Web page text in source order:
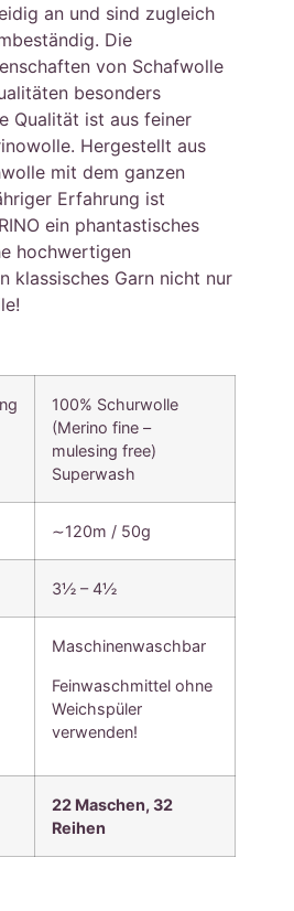
an und sind zugleich
Die
von Schafwolle
besonders
Qualität ist aus feiner
Hergestellt aus
mit dem ganzen
Erfahrung ist
ein phantastisches
hochwertigen
klassisches Garn nicht nur
100% Schurwolle
(Merino fine –
mulesing free)
Superwash
∼120m / 50g
3½ – 4½
Maschinenwaschbar
Feinwaschmittel ohne
Weichspüler
verwenden!
22 Maschen, 32
Reihen